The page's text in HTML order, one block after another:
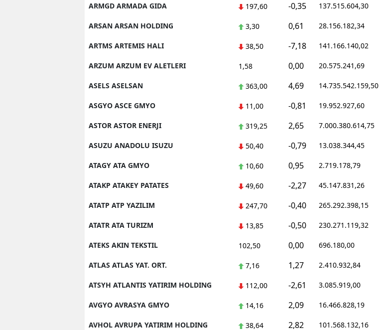
ARMGD ARMADA GIDA 197,60 -0,35 137.515.604,30
ARSAN ARSAN HOLDING 3,30 0,61 28.156.182,34
ARTMS ARTEMIS HALI 38,50 -7,18 141.166.140,02
ARZUM ARZUM EV ALETLERI 1,58 0,00 20.575.241,69
ASELS ASELSAN 363,00 4,69 14.735.542.159,50
ASGYO ASCE GMYO 11,00 -0,81 19.952.927,60
ASTOR ASTOR ENERJI 319,25 2,65 7.000.380.614,75
ASUZU ANADOLU ISUZU 50,40 -0,79 13.038.344,45
ATAGY ATA GMYO 10,60 0,95 2.719.178,79
ATAKP ATAKEY PATATES 49,60 -2,27 45.147.831,26
ATATP ATP YAZILIM 247,70 -0,40 265.292.398,15
ATATR ATA TURIZM 13,85 -0,50 230.271.119,32
ATEKS AKIN TEKSTIL 102,50 0,00 696.180,00
ATLAS ATLAS YAT. ORT. 7,16 1,27 2.410.932,84
ATSYH ATLANTIS YATIRIM HOLDING 112,00 -2,61 3.085.919,00
AVGYO AVRASYA GMYO 14,16 2,09 16.466.828,19
AVHOL AVRUPA YATIRIM HOLDING 38,64 2,82 101.568.132,16